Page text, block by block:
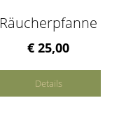
Räucherpfanne
€ 25,00
Details